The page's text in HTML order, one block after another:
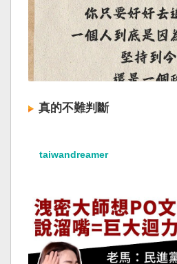
真的不難判斷
taiwandreamer